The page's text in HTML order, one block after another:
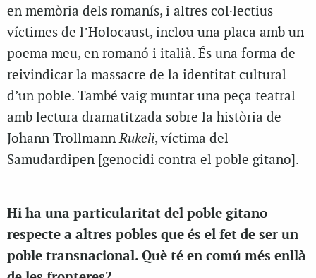
en memòria dels romanís, i altres col·lectius
víctimes de l’Holocaust, inclou una placa amb un
poema meu, en romanó i italià. És una forma de
reivindicar la massacre de la identitat cultural
d’un poble. També vaig muntar una peça teatral
amb lectura dramatitzada sobre la història de
Johann TrollmannRukeli, víctima del
Samudardipen [genocidi contra el poble gitano].
Hi ha una particularitat del poble gitano
respecte a altres pobles que és el fet de ser un
poble transnacional. Què té en comú més enllà